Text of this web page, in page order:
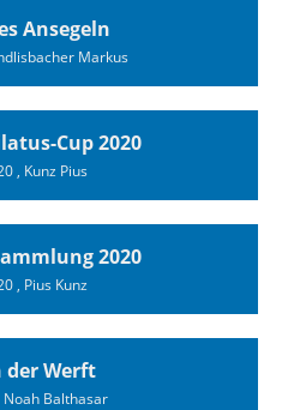
Ansegeln
Markus
Cup 2020
, Kunz Pius
2020
, Pius Kunz
der Werft
Noah Balthasar